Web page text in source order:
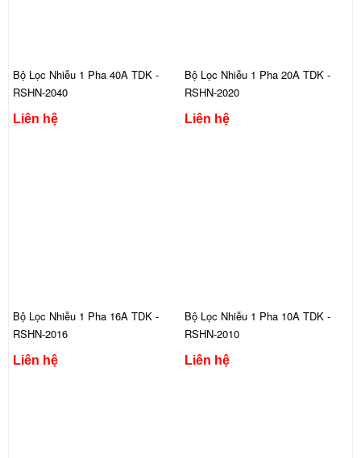
Bộ Lọc Nhiễu 1 Pha 40A TDK -
RSHN-2040
Liên hệ
Bộ Lọc Nhiễu 1 Pha 20A TDK -
RSHN-2020
Liên hệ
Bộ Lọc Nhiễu 1 Pha 16A TDK -
RSHN-2016
Liên hệ
Bộ Lọc Nhiễu 1 Pha 10A TDK -
RSHN-2010
Liên hệ